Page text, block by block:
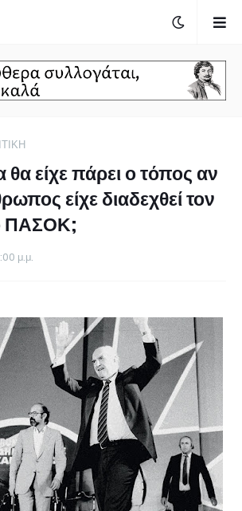
θα είχε πάρει ο τόπος αν
είχε διαδεχθεί τον
ΠΑΣΟΚ;
μ.μ.